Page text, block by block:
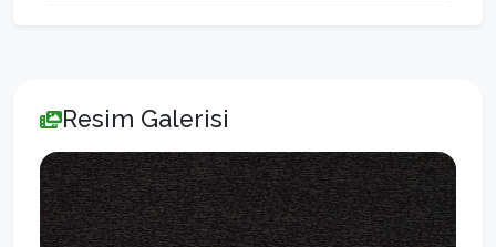
Resim Galerisi